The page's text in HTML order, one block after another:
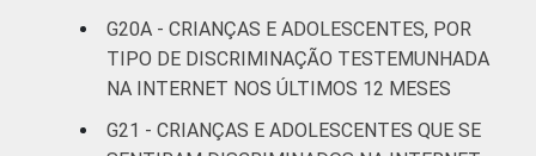
Estudos para o Desenvolvimento da
Sociedade da Informação (Cetic.br),
Pesquisa sobre o uso da Internet por
crianças e adolescentes no Brasil – TIC Kids
G20A - CRIANÇAS E ADOLESCENTES, POR
TIPO DE DISCRIMINAÇÃO TESTEMUNHADA
NA INTERNET NOS ÚLTIMOS 12 MESES
G21 - CRIANÇAS E ADOLESCENTES QUE SE